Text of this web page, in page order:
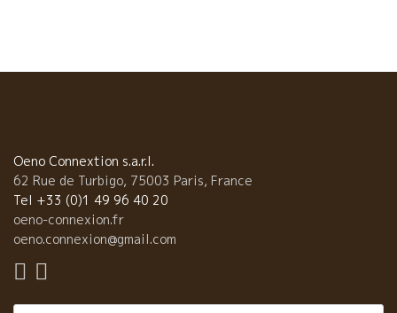
リング (タヴェル) など、総勢１０人。 エマニュエル・ラセーニュ
＊Emmanuel Lassaigne(シャンパーニュ) 今やシャンパーニュと
いえば“ラセーニュ”シャンパーニュの新時代を切り開く！ –
Millesime 2004 Non dosé ミレジム・2004 ノン ドゼ 2002
年に続き、出来のよかった2004年のブドウのみ。補糖なしなの
ラ・コリーヌ・アンスピレ 8ヶ月樽熟成した2007年のワインと20
Oeno Connextion s.a.r.l.
62 Rue de Turbigo, 75003 Paris, France
Tel +33 (0)1 49 96 40 20
oeno-connexion.fr
oeno.connexion@gmail.com